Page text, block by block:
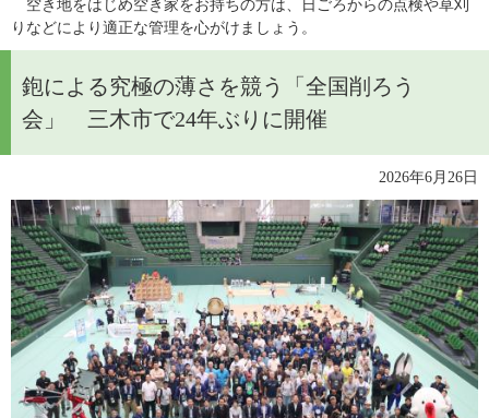
空き地をはじめ空き家をお持ちの方は、日ごろからの点検や草刈
りなどにより適正な管理を心がけましょう。
鉋による究極の薄さを競う「全国削ろう
会」 三木市で24年ぶりに開催
2026年6月26日